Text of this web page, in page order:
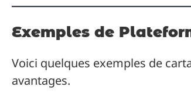
Exemples de
Voici quelques exemples de
avantages.